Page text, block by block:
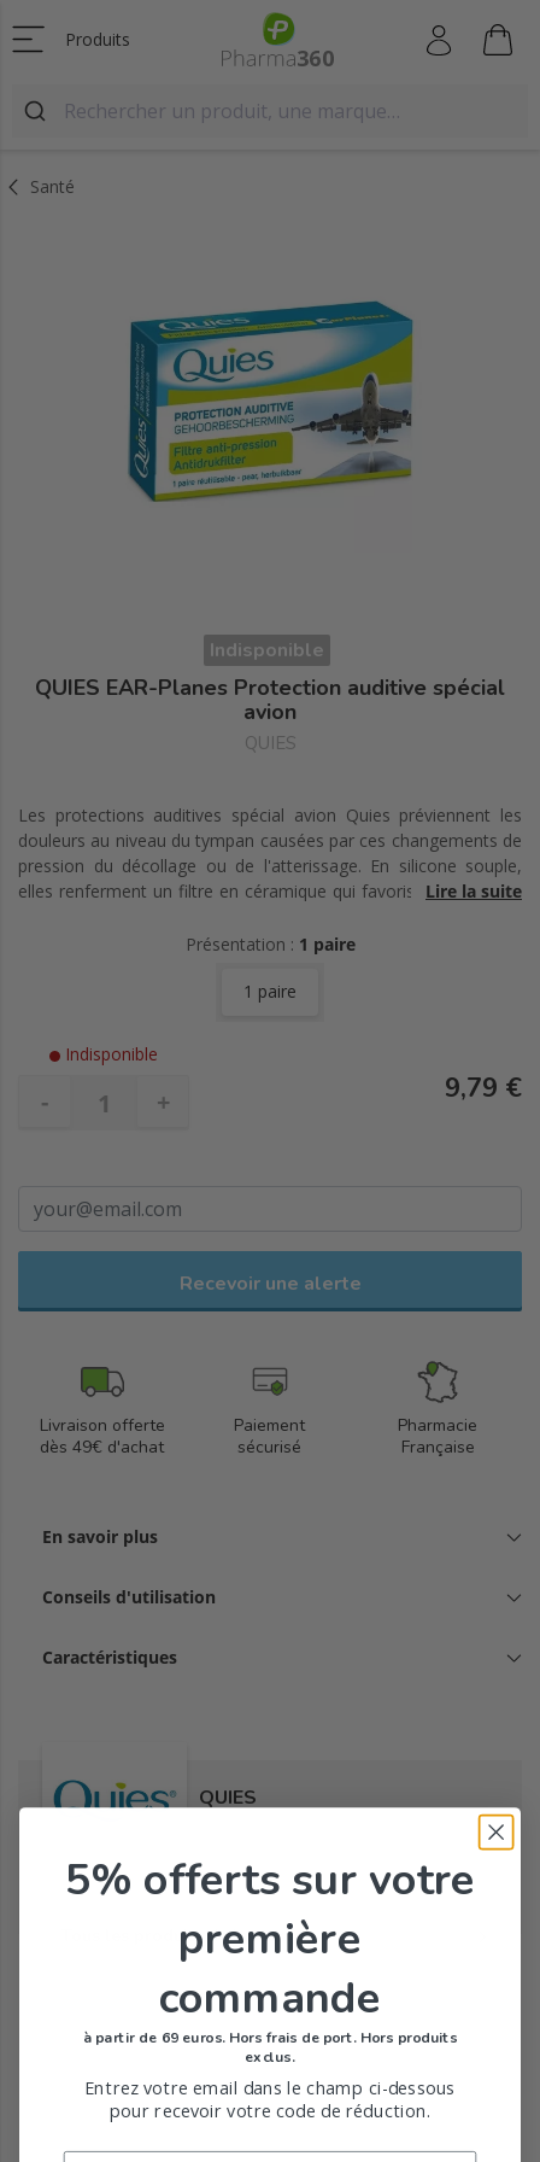
Produits
Santé
Indisponible
QUIES EAR-Planes Protection auditive spécial
avion
QUIES
Les protections auditives spécial avion Quies préviennent les
douleurs au niveau du tympan causées par ces changements de
pression du décollage ou de l'atterissage. En silicone souple,
elles renferment un filtre en céramique qui favorise un échange
Lire la suite
Présentation : 1 paire
1 paire
Indisponible
- + 9,79 €
Recevoir une alerte
Livraison offerte
dès 49€ d'achat
Paiement
sécurisé
Pharmacie
Française
En savoir plus
Conseils d'utilisation
Caractéristiques
QUIES
Tous les produits de la marque
5% offerts sur votre
première
commande
à partir de 69 euros. Hors frais de port. Hors produits
exclus.
Entrez votre email dans le champ ci-dessous
pour recevoir votre code de réduction.